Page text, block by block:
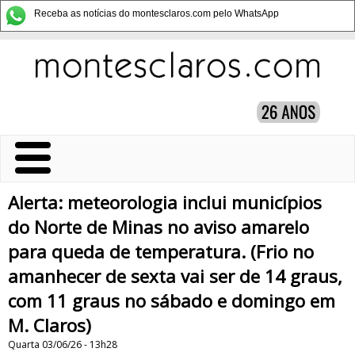
Receba as notícias do montesclaros.com pelo WhatsApp
Alerta: meteorologia inclui municípios
do Norte de Minas no aviso amarelo
para queda de temperatura. (Frio no
amanhecer de sexta vai ser de 14 graus,
com 11 graus no sábado e domingo em
M. Claros)
Quarta 03/06/26 - 13h28